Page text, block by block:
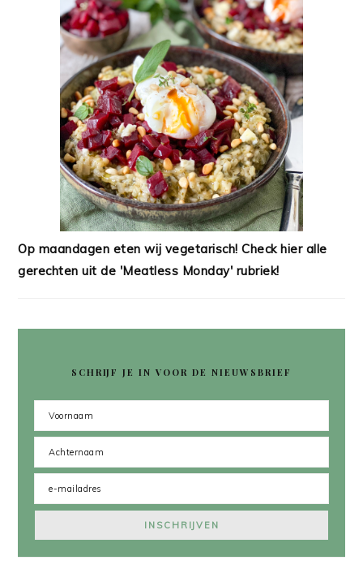
Op maandagen eten wij vegetarisch! Check hier alle
gerechten uit de 'Meatless Monday' rubriek!
SCHRIJF JE IN VOOR DE NIEUWSBRIEF